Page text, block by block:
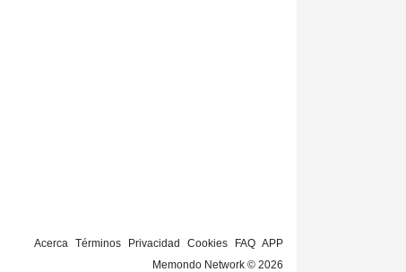
Acerca Términos Privacidad Cookies FAQ APP
Memondo Network © 2026